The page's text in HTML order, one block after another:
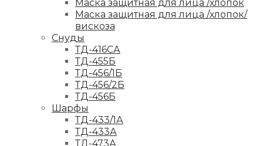
Маска защитная для лица /хлопок
Маска защитная для лица /хлопок/
вискоза
Снуды
ТД-416СА
ТД-455Б
ТД-456/1Б
ТД-456/2Б
ТД-456Б
Шарфы
ТД-433/1А
ТД-433А
ТД-473А